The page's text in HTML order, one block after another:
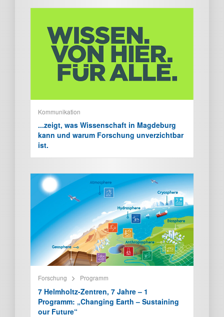
Kommunikation
...zeigt, was Wissenschaft in Magdeburg
kann und warum Forschung unverzichtbar
ist.
Forschung Programm
7 Helmholtz-Zentren, 7 Jahre – 1
Programm: „Changing Earth – Sustaining
our Future“